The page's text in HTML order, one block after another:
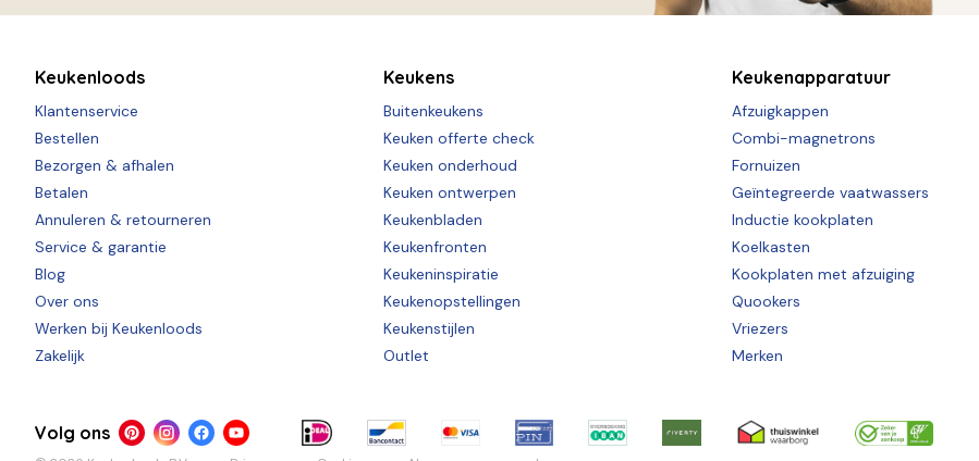
Keukenloods
Klantenservice
Bestellen
Bezorgen & afhalen
Betalen
Annuleren & retourneren
Service & garantie
Blog
Over ons
Werken bij Keukenloods
Zakelijk
Keukens
Buitenkeukens
Keuken offerte check
Keuken onderhoud
Keuken ontwerpen
Keukenbladen
Keukenfronten
Keukeninspiratie
Keukenopstellingen
Keukenstijlen
Outlet
Keukenapparatuur
Afzuigkappen
Combi-magnetrons
Fornuizen
Geïntegreerde vaatwassers
Inductie kookplaten
Koelkasten
Kookplaten met afzuiging
Quookers
Vriezers
Merken
Volg ons